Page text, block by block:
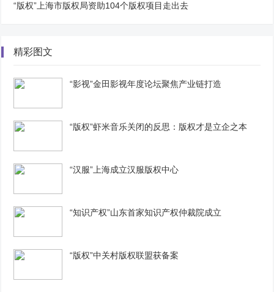
“版权”上海市版权局资助104个版权项目走出去
精彩图文
“影视”金田影视年度论坛聚焦产业链打造
“版权”虾米音乐关闭的反思：版权才是立企之本
“汉服”上海成立汉服版权中心
“知识产权”山东首家知识产权仲裁院成立
“版权”中关村版权联盟获备案